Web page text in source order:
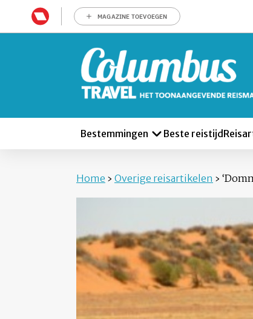
MAGAZINE TOEVOEGEN
Bestemmingen Beste reistijd
Home › Overige reisartikelen ›